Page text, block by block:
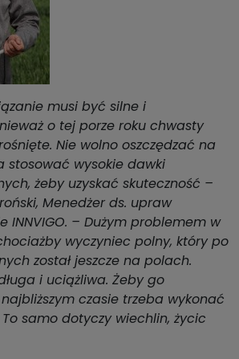
musi być silne i
o tej porze roku chwasty
Nie wolno oszczędzać na
stosować wysokie dawki
żeby uzyskać skuteczność –
Menedżer ds. upraw
INNVIGO. – Dużym problemem w
wyczyniec polny, który po
został jeszcze na polach.
i uciążliwa. Żeby go
czasie trzeba wykonać
samo dotyczy wiechlin, życic